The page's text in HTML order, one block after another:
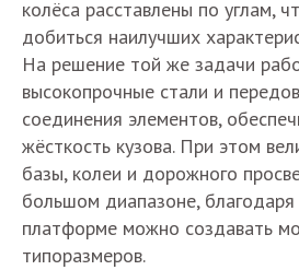
колёса расставлены по углам,
добиться наилучших
На решение той же задачи
высокопрочные стали и
соединения элементов,
жёсткость кузова. При этом
базы, колеи и дорожного
большом диапазоне,
платформе можно создавать
типоразмеров.